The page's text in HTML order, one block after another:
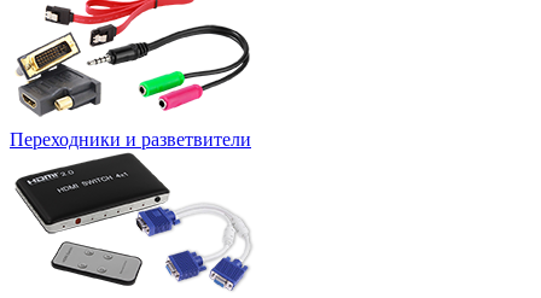
Переходники и разветвители